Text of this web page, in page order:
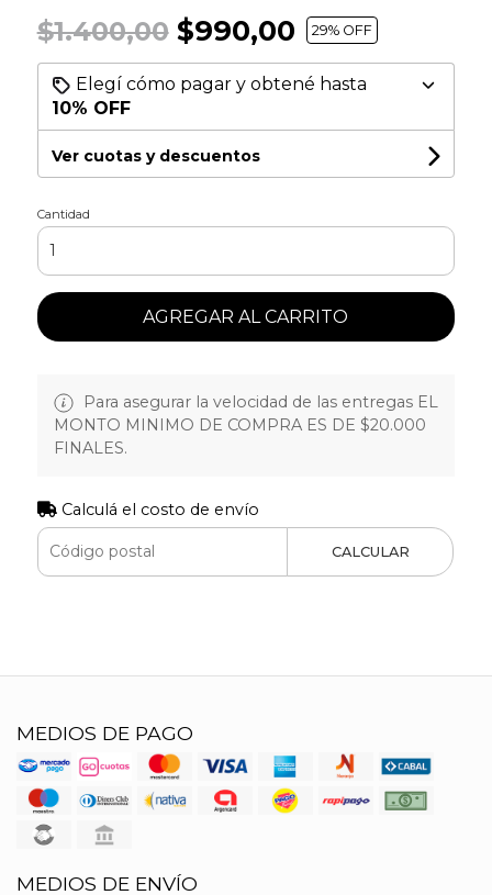
$1.400,00$990,00 29% OFF
Elegí cómo pagar y obtené hasta
10% OFF
Ver cuotas y descuentos
Cantidad
AGREGAR AL CARRITO
Para asegurar la velocidad de las entregas EL
MONTO MINIMO DE COMPRA ES DE $20.000
FINALES.
Calculá el costo de envío
CALCULAR
MEDIOS DE PAGO
MEDIOS DE ENVÍO